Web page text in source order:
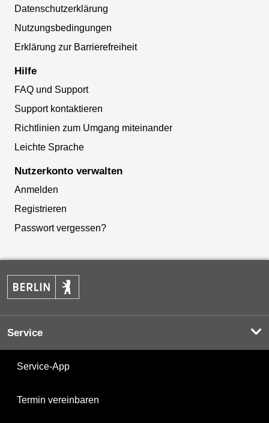
Datenschutzerklärung
Nutzungsbedingungen
Erklärung zur Barrierefreiheit
Hilfe
FAQ und Support
Support kontaktieren
Richtlinien zum Umgang miteinander
Leichte Sprache
Nutzerkonto verwalten
Anmelden
Registrieren
Passwort vergessen?
Service
Service-App
Termin vereinbaren